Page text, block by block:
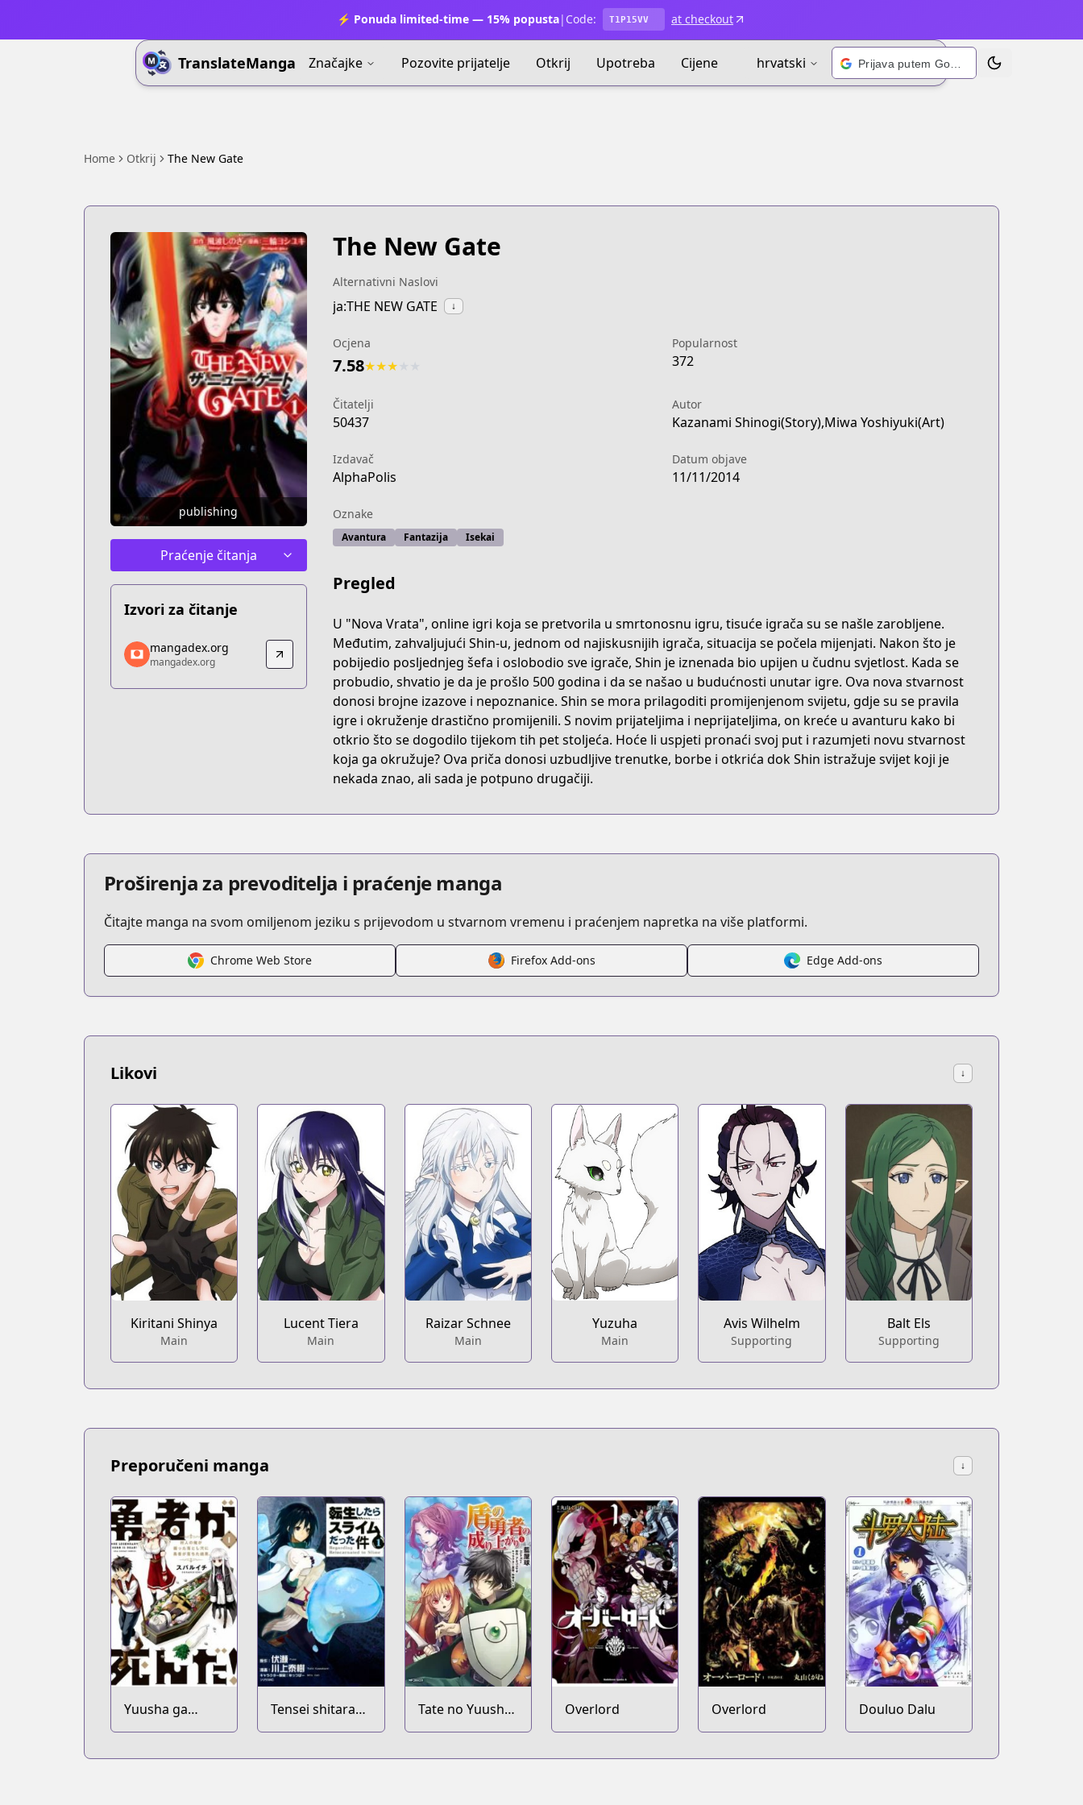
⚡ Ponuda limited-time — 15% popusta| Code: T1P15VV at checkout
TranslateManga Značajke Pozovite prijatelje Otkrij Upotreba Cijene hrvatski Prebaci temu
Home Otkrij The New Gate
publishing
Praćenje čitanja
Izvori za čitanje
mangadex.org
mangadex.org
https://mangadex.org/title/69e218ec-93eb-4025-ae39-33d47b1160e0
mangadex.org
mangadex.org
The New Gate
Alternativni Naslovi
ja:THE NEW GATE ↓
Ocjena
7.58★★★
Popularnost
372
Čitatelji
50437
Autor
Kazanami Shinogi(Story),Miwa Yoshiyuki(Art)
Izdavač
AlphaPolis
Datum objave
11/11/2014
Oznake
Avantura Fantazija Isekai
Pregled
U "Nova Vrata", online igri koja se pretvorila u smrtonosnu igru, tisuće igrača su se našle zarobljene.
Međutim, zahvaljujući Shin-u, jednom od najiskusnijih igrača, situacija se počela mijenjati. Nakon što je
pobijedio posljednjeg šefa i oslobodio sve igrače, Shin je iznenada bio upijen u čudnu svjetlost. Kada se
probudio, shvatio je da je prošlo 500 godina i da se našao u budućnosti unutar igre. Ova nova stvarnost
donosi brojne izazove i nepoznanice. Shin se mora prilagoditi promijenjenom svijetu, gdje su se pravila
igre i okruženje drastično promijenili. S novim prijateljima i neprijateljima, on kreće u avanturu kako bi
otkrio što se dogodilo tijekom tih pet stoljeća. Hoće li uspjeti pronaći svoj put i razumjeti novu stvarnost
koja ga okružuje? Ova priča donosi uzbudljive trenutke, borbe i otkrića dok Shin istražuje svijet koji je
nekada znao, ali sada je potpuno drugačiji.
Proširenja za prevoditelja i praćenje manga
Čitajte manga na svom omiljenom jeziku s prijevodom u stvarnom vremenu i praćenjem napretka na više platformi.
Chrome Web Store Firefox Add-ons Edge Add-ons
Likovi ↓
Kiritani Shinya
Main
Lucent Tiera
Main
Raizar Schnee
Main
Yuzuha
Main
Avis Wilhelm
Supporting
Balt Els
Supporting
Preporučeni manga ↓
Yuusha ga
Shinda!:
Tensei shitara
Slime Datta Ken
Tate no Yuusha
no Nariagari
Overlord Overlord Douluo Dalu